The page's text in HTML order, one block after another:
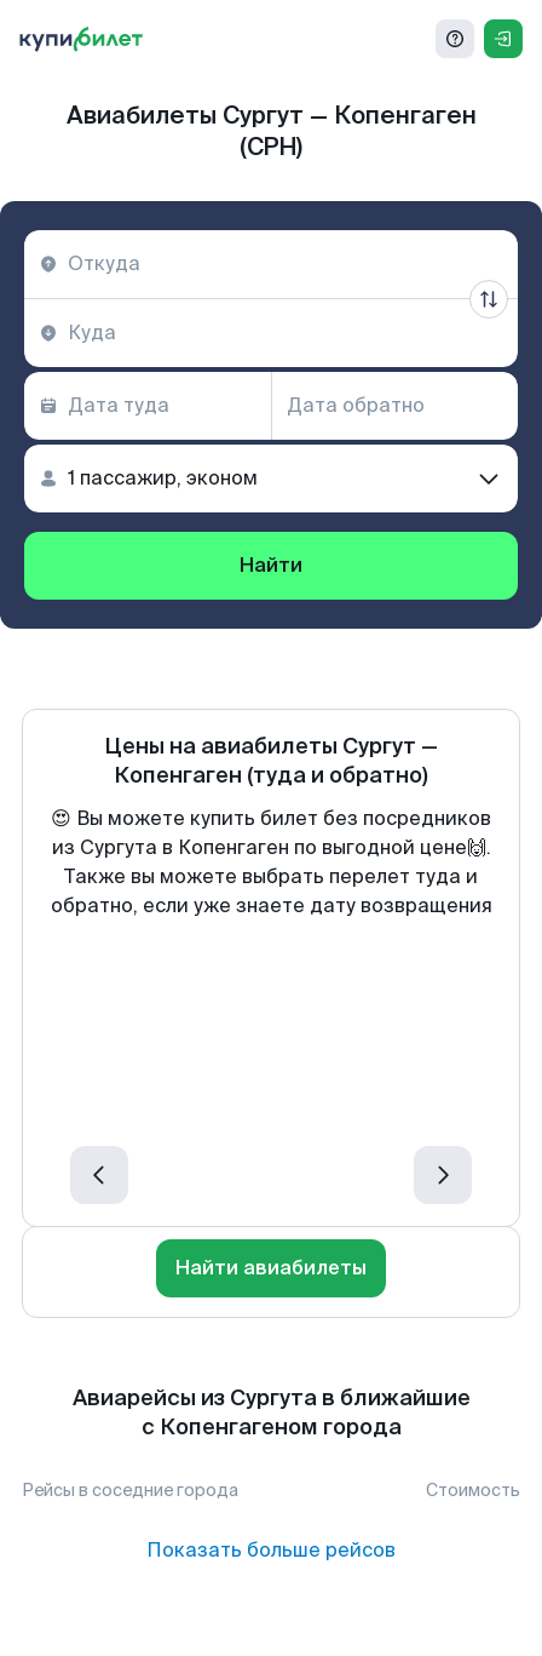
Авиабилеты Сургут — Копенгаген
(CPH)
Найти
Цены на авиабилеты Сургут —
Копенгаген (туда и обратно)
😍 Вы можете купить билет без посредников
из Сургута в Копенгаген по выгодной цене🙌.
Также вы можете выбрать перелет туда и
обратно, если уже знаете дату возвращения
Найти авиабилеты
Авиарейсы из Сургута в ближайшие
с Копенгагеном города
Рейсы в соседние города Стоимость
Показать больше рейсов